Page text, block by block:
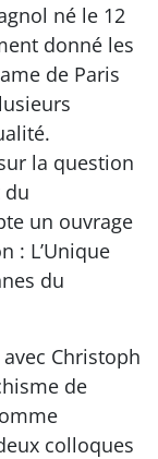
né le 12
donné les
de Paris
la question
du
un ouvrage
: L’Unique
du
Christoph
de
colloques